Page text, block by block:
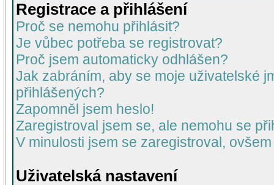
Registrace a přihlášení
Proč se nemohu přihlásit?
Je vůbec potřeba se registrovat?
Proč jsem automaticky odhlášen?
Jak zabráním, aby se moje uživatelské
přihlášených?
Zapomněl jsem heslo!
Zaregistroval jsem se, ale nemohu se
V minulosti jsem se zaregistroval,
Uživatelská nastavení